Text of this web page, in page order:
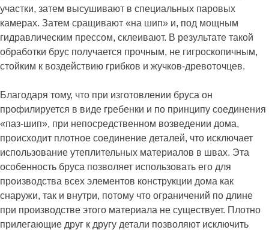
участки, затем высушивают в специальных паровых
камерах. Затем сращивают «на шип» и, под мощным
гидравлическим прессом, склеивают. В результате такой
обработки брус получается прочным, не гигроскопичным,
стойким к воздействию грибков и жучков-древоточцев.
Благодаря тому, что при изготовлении бруса он
профилируется в виде гребенки и по принципу соединения
«паз-шип», при непосредственном возведении дома,
происходит плотное соединение деталей, что исключает
использование утеплительных материалов в швах. Эта
особенность бруса позволяет использовать его для
производства всех элементов конструкции дома как
снаружи, так и внутри, потому что ограничений по длине
при производстве этого материала не существует. Плотно
прилегающие друг к другу детали позволяют исключить